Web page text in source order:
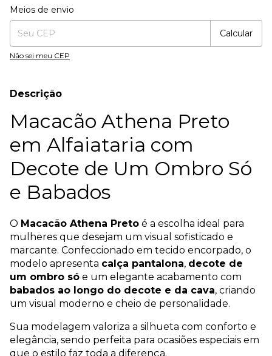
Entregas para o CEP:
Meios de envio
Calcular
Não sei meu CEP
Descrição
Macacão Athena Preto
em Alfaiataria com
Decote de Um Ombro Só
e Babados
O Macacão Athena Preto é a escolha ideal para
mulheres que desejam um visual sofisticado e
marcante. Confeccionado em tecido encorpado, o
modelo apresenta calça pantalona, decote de
um ombro só e um elegante acabamento com
babados ao longo do decote e da cava, criando
um visual moderno e cheio de personalidade.
Sua modelagem valoriza a silhueta com conforto e
elegância, sendo perfeita para ocasiões especiais em
que o estilo faz toda a diferença.